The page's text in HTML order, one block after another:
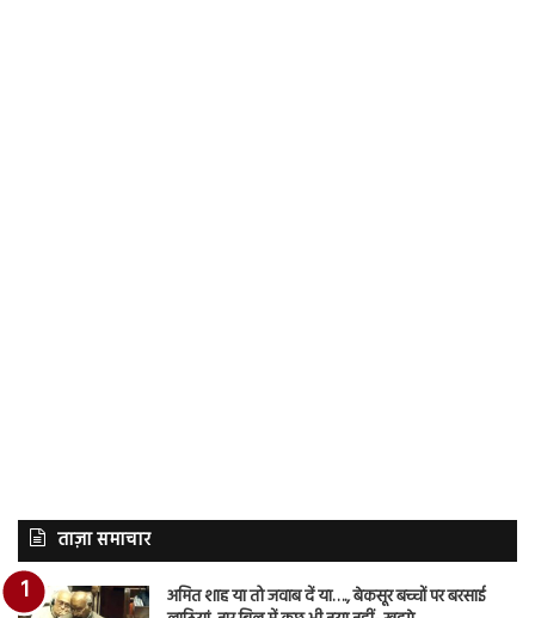
ताज़ा समाचार
अमित शाह या तो जवाब दें या…., बेकसूर बच्चों पर बरसाई